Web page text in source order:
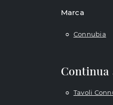
Marca
Connubia
Continua
Tavoli